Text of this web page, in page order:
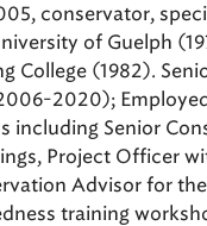
conservator,
of Guelph
College (1982).
2020);
including Senior
Project Officer
Advisor for
training